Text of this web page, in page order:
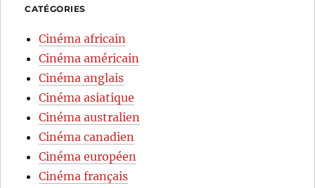
CATÉGORIES
Cinéma africain
Cinéma américain
Cinéma anglais
Cinéma asiatique
Cinéma australien
Cinéma canadien
Cinéma européen
Cinéma français